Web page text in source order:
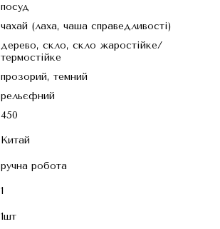
посуд
чахай (лаха, чаша справедливості)
дерево, скло, скло жаростійке/
термостійке
прозорий, темний
рельєфний
450
Китай
ручна робота
1
1шт